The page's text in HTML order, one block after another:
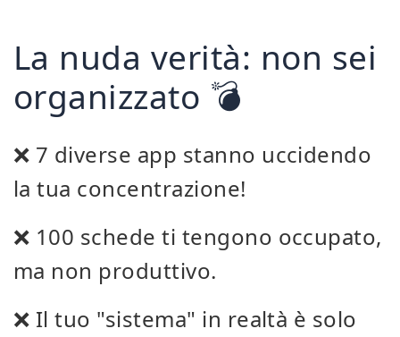
La nuda verità: non sei
organizzato 💣
❌ 7 diverse app stanno uccidendo
la tua concentrazione!
❌ 100 schede ti tengono occupato,
ma non produttivo.
❌ Il tuo "sistema" in realtà è solo